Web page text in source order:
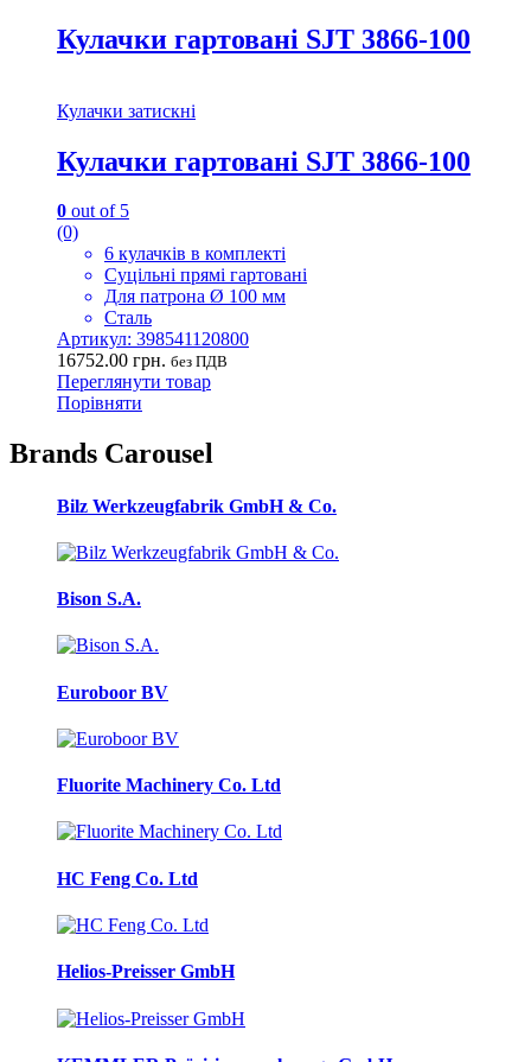
Кулачки гартовані SJT 3866-100
Кулачки затискні
Кулачки гартовані SJT 3866-100
0 out of 5
(0)
6 кулачків в комплекті
Суцільні прямі гартовані
Для патрона Ø 100 мм
Сталь
Артикул: 398541120800
16752.00 грн. без ПДВ
Переглянути товар
Порівняти
Brands Carousel
Bilz Werkzeugfabrik GmbH & Co.
Bison S.A.
Euroboor BV
Fluorite Machinery Co. Ltd
HC Feng Co. Ltd
Helios-Preisser GmbH